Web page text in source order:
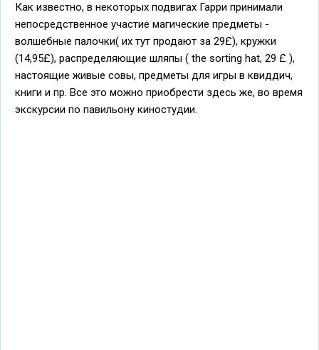
Как известно, в некоторых подвигах Гарри принимали
непосредственное участие магические предметы -
волшебные палочки( их тут продают за 29£), кружки
(14,95£), распределяющие шляпы ( the sorting hat, 29 £ ),
настоящие живые совы, предметы для игры в квиддич,
книги и пр. Все это можно приобрести здесь же, во время
экскурсии по павильону киностудии.